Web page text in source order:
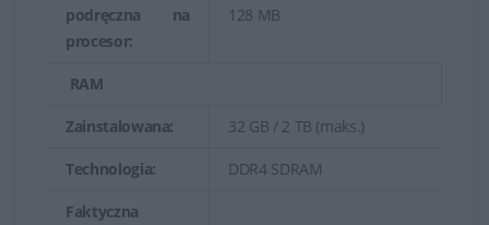
uniwersalny serwer klasy podstawowej do
montażu w szafie serwerowej z lepszymi opcjami
Serwer Dell PowerEdge R550 -zaprojektowany z
świetnie sprawdza się do obsługi nowoczesnego
centrum danych, wirtualizacji, obsługi poczty
podręczna na
procesor:
128 MB
RAM
Zainstalowana: 32 GB / 2 TB (maks.)
Technologia: DDR4 SDRAM
Faktyczna